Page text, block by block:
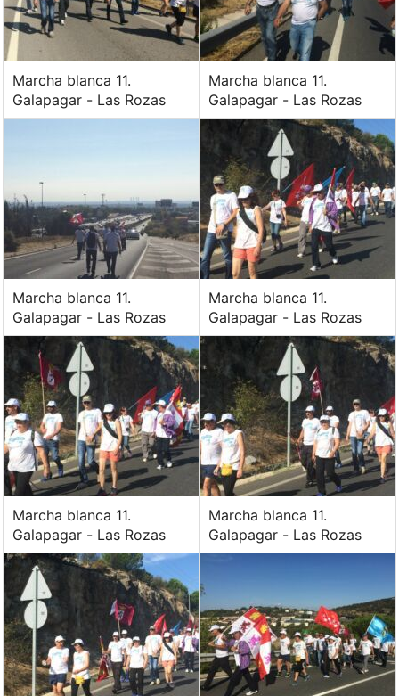
Marcha blanca 11.
Galapagar - Las Rozas
Marcha blanca 11.
Galapagar - Las Rozas
Marcha blanca 11.
Galapagar - Las Rozas
Marcha blanca 11.
Galapagar - Las Rozas
Marcha blanca 11.
Galapagar - Las Rozas
Marcha blanca 11.
Galapagar - Las Rozas